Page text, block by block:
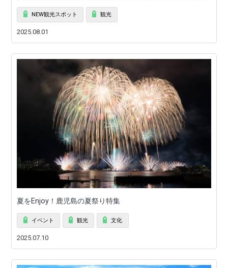
NEW観光スポット 観光
2025.08.01
夏をEnjoy！鹿児島の夏祭り特集
イベント 観光 文化
2025.07.10